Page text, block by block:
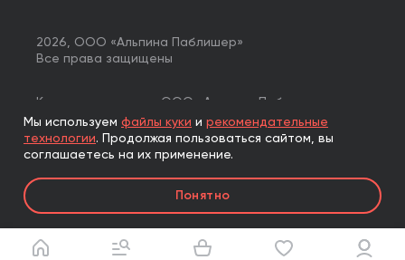
2026, ООО «Альпина Паблишер»
Все права защищены
Книги реализуются ООО «Альпина Паблишер»
по договору комиссии с ООО «Альпина нон-фикшн»,
по договору комиссии с ООО «Альпина ПРО».
Мы используем файлы куки и рекомендательные
технологии. Продолжая пользоваться сайтом, вы
соглашаетесь на их применение.
Понятно